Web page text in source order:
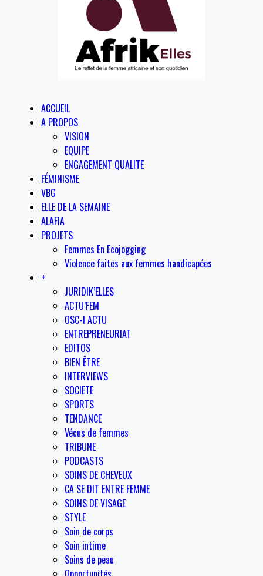
ACCUEIL
A PROPOS
VISION
EQUIPE
ENGAGEMENT QUALITE
FÉMINISME
VBG
ELLE DE LA SEMAINE
ALAFIA
PROJETS
Femmes En Ecojogging
Violence faites aux femmes handicapées
+
JURIDIK’ELLES
ACTU’FEM
OSC-I ACTU
ENTREPRENEURIAT
EDITOS
BIEN ÊTRE
INTERVIEWS
SOCIETE
SPORTS
TENDANCE
Vécus de femmes
TRIBUNE
PODCASTS
SOINS DE CHEVEUX
CA SE DIT ENTRE FEMME
SOINS DE VISAGE
STYLE
Soin de corps
Soin intime
Soins de peau